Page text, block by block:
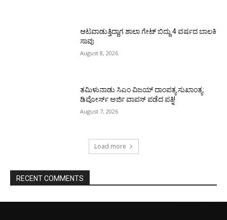
ಆಟವಾಡುತ್ತಿದ್ದಾಗ ಶಾಲಾ ಗೇಟ್‌ ಬಿದ್ದು 4 ವರ್ಷದ ಬಾಲಕಿ
ಸಾವು
August 8, 2026
ತಮಿಳುನಾಡು ಸಿಎಂ ವಿಜಯ್‌ ದಾಂಪತ್ಯ ಸುಖಾಂತ್ಯ:
ಡಿವೋರ್ಸ್‌ ಅರ್ಜಿ ವಾಪಸ್‌ ಪಡೆದ ಪತ್ನಿ!
August 7, 2026
Load more
RECENT COMMENTS